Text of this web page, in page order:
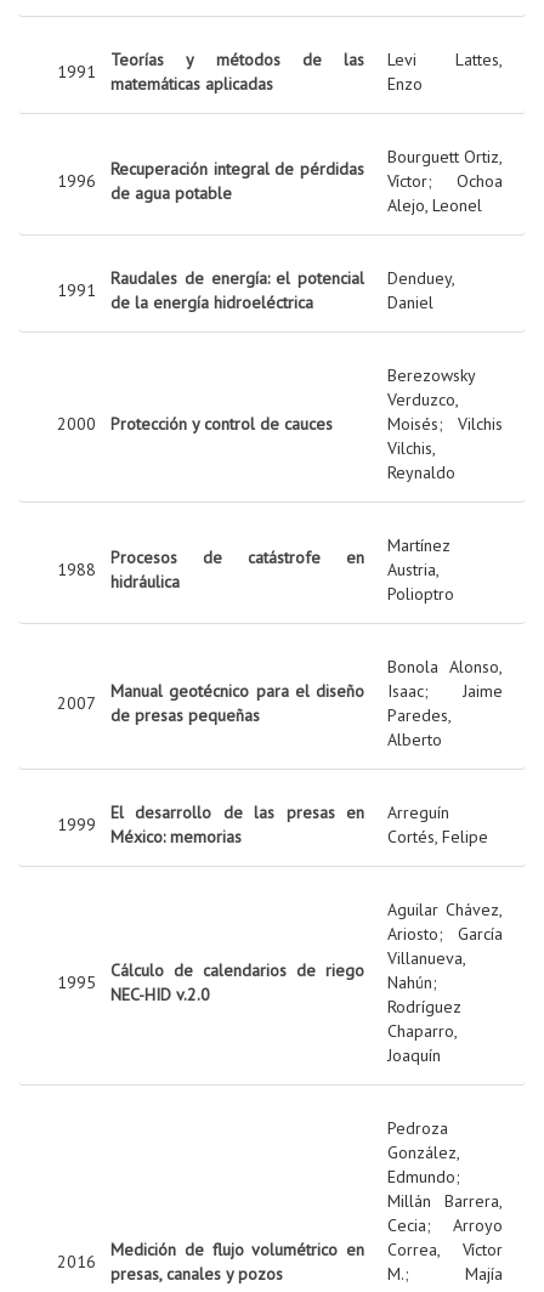
1991
Teorías y métodos de las
matemáticas aplicadas
Levi Lattes,
Enzo
1996
Recuperación integral de pérdidas
de agua potable
Bourguett Ortiz,
Víctor; Ochoa
Alejo, Leonel
1991
Raudales de energía: el potencial
de la energía hidroeléctrica
Denduey,
Daniel
2000 Protección y control de cauces
Berezowsky
Verduzco,
Moisés; Vilchis
Vilchis,
Reynaldo
1988
Procesos de catástrofe en
hidráulica
Martínez
Austria,
Polioptro
2007
Manual geotécnico para el diseño
de presas pequeñas
Bonola Alonso,
Isaac; Jaime
Paredes,
Alberto
1999
El desarrollo de las presas en
México: memorias
Arreguín
Cortés, Felipe
1995
Cálculo de calendarios de riego
NEC-HID v.2.0
Aguilar Chávez,
Ariosto; García
Villanueva,
Nahún;
Rodríguez
Chaparro,
Joaquín
2016
Medición de flujo volumétrico en
presas, canales y pozos
Pedroza
González,
Edmundo;
Millán Barrera,
Cecia; Arroyo
Correa, Víctor
M.; Majía